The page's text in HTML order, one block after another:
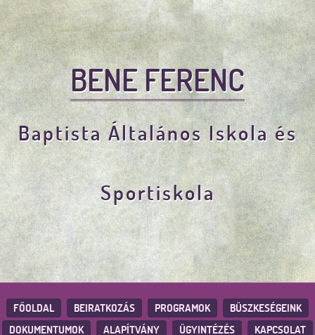
BENE FERENC
Baptista Általános Iskola és
Sportiskola
FŐOLDAL BEIRATKOZÁS PROGRAMOK
BÜSZKESÉGEINK
DOKUMENTUMOK
ALAPÍTVÁNY ÜGYINTÉZÉS
KAPCSOLAT